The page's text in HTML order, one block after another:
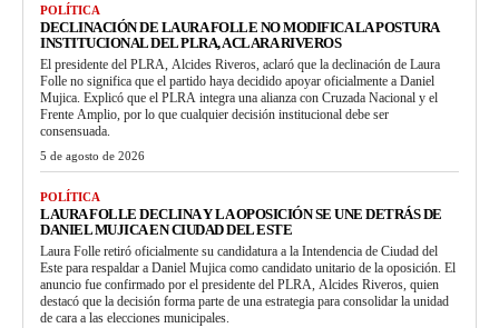
POLÍTICA
DECLINACIÓN DE LAURA FOLLE NO MODIFICA LA POSTURA
INSTITUCIONAL DEL PLRA, ACLARA RIVEROS
El presidente del PLRA, Alcides Riveros, aclaró que la declinación de Laura
Folle no significa que el partido haya decidido apoyar oficialmente a Daniel
Mujica. Explicó que el PLRA integra una alianza con Cruzada Nacional y el
Frente Amplio, por lo que cualquier decisión institucional debe ser
consensuada.
5 de agosto de 2026
POLÍTICA
LAURA FOLLE DECLINA Y LA OPOSICIÓN SE UNE DETRÁS DE
DANIEL MUJICA EN CIUDAD DEL ESTE
Laura Folle retiró oficialmente su candidatura a la Intendencia de Ciudad del
Este para respaldar a Daniel Mujica como candidato unitario de la oposición. El
anuncio fue confirmado por el presidente del PLRA, Alcides Riveros, quien
destacó que la decisión forma parte de una estrategia para consolidar la unidad
de cara a las elecciones municipales.